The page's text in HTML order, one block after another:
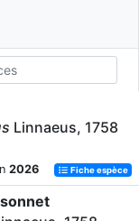
Linnaeus, 1758
2026 Fiche espèce